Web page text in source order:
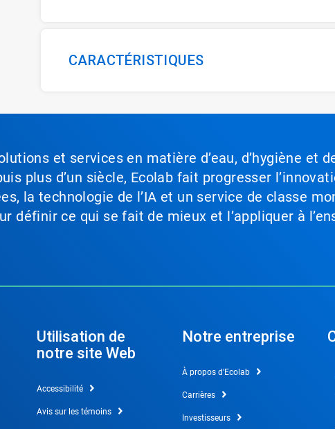
CARACTÉRISTIQUES
et services en matière d’eau, d’hygiène et
plus d’un siècle, Ecolab fait progresser
la technologie de l’IA et un service de classe
définir ce qui se fait de mieux et l’appliquer à
Utilisation de
notre site Web
Accessibilité
Avis sur les témoins
Notre entreprise
À propos d'Ecolab
Carrières
Investisseurs